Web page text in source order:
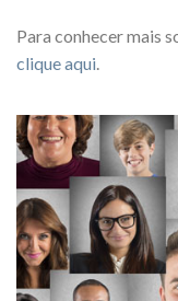
Para conhecer mais
clique aqui.